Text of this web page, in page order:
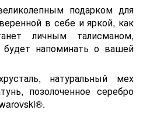
подарком для
в себе и яркой, как
личным талисманом,
напоминать о вашей
натуральный мех
позолоченное серебро